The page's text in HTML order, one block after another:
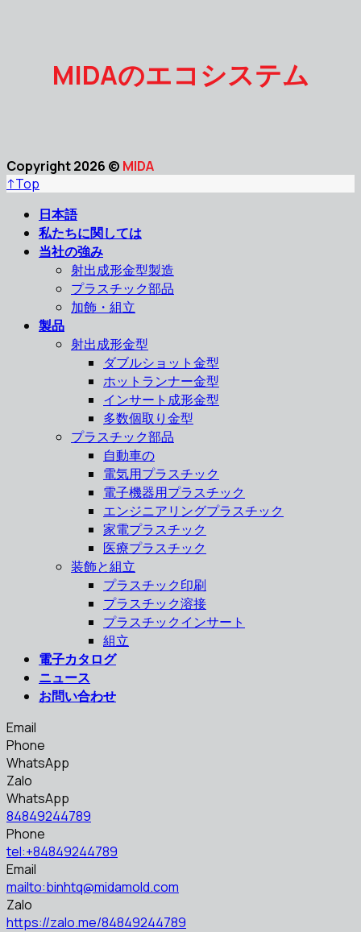
MIDAのエコシステム
Copyright 2026 © MIDA
↑Top
日本語
私たちに関しては
当社の強み
射出成形金型製造
プラスチック部品
加飾・組立
製品
射出成形金型
ダブルショット金型
ホットランナー金型
インサート成形金型
多数個取り金型
プラスチック部品
自動車の
電気用プラスチック
電子機器用プラスチック
エンジニアリングプラスチック
家電プラスチック
医療プラスチック
装飾と組立
プラスチック印刷
プラスチック溶接
プラスチックインサート
組立
電子カタログ
ニュース
お問い合わせ
Email
Phone
WhatsApp
Zalo
WhatsApp
84849244789
Phone
tel:+84849244789
Email
mailto:binhtq@midamold.com
Zalo
https://zalo.me/84849244789